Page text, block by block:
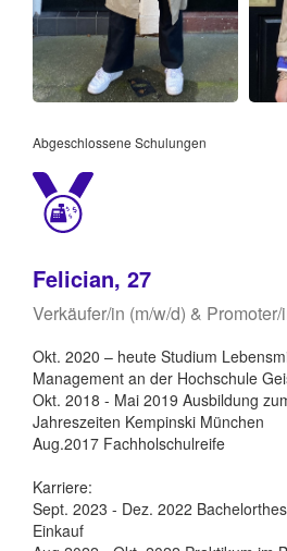
Abgeschlossene Schulungen
Felician, 27
Verkäufer/in (m/w/d) & Promoter/
Okt. 2020 – heute Studium
Management an der Hochschule
Okt. 2018 - Mai 2019 Ausbildung
Jahreszeiten Kempinski München
Aug.2017 Fachholschulreife
Karriere:
Sept. 2023 - Dez. 2022
Einkauf